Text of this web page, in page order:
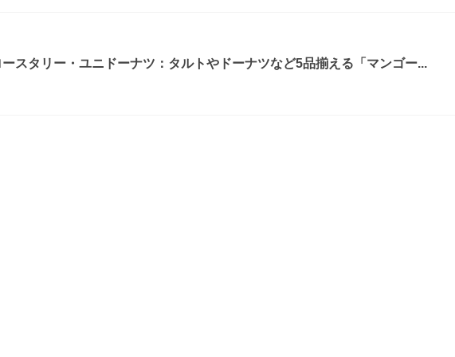
スタリー・ユニドーナツ：タルトやドーナツなど5品揃える「マンゴー...